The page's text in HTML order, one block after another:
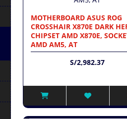
MOTHERBOARD ASUS ROG
CROSSHAIR X870E DARK
CHIPSET AMD X870E,
AMD AM5, AT
S/2,982.37